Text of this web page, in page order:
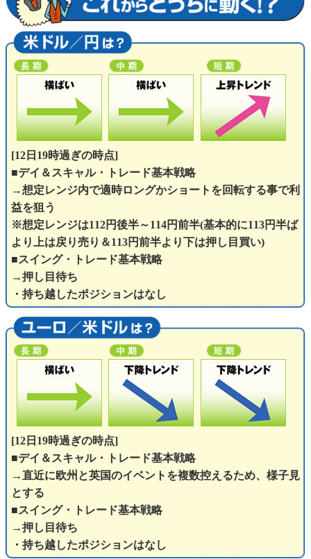
[12日19時過ぎの時点]
■デイ＆スキャル・トレード基本戦略
→想定レンジ内で適時ロングかショートを回転する事で利
益を狙う
※想定レンジは112円後半～114円前半(基本的に113円半ば
より上は戻り売り＆113円前半より下は押し目買い)
■スイング・トレード基本戦略
→押し目待ち
・持ち越したポジションはなし
[12日19時過ぎの時点]
■デイ＆スキャル・トレード基本戦略
→直近に欧州と英国のイベントを複数控えるため、様子見
とする
■スイング・トレード基本戦略
→押し目待ち
・持ち越したポジションはなし